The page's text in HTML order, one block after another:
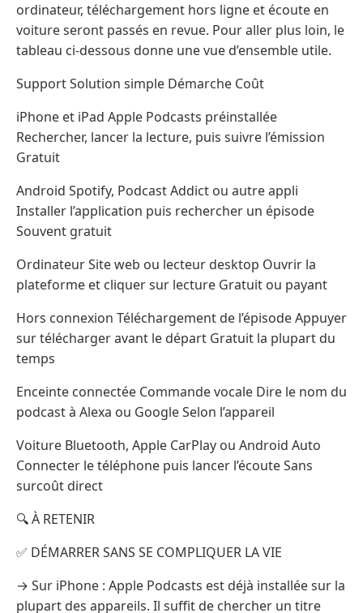
ordinateur, téléchargement hors ligne et écoute en
voiture seront passés en revue. Pour aller plus loin, le
tableau ci-dessous donne une vue d’ensemble utile.
Support Solution simple Démarche Coût
iPhone et iPad Apple Podcasts préinstallée
Rechercher, lancer la lecture, puis suivre l’émission
Gratuit
Android Spotify, Podcast Addict ou autre appli
Installer l’application puis rechercher un épisode
Souvent gratuit
Ordinateur Site web ou lecteur desktop Ouvrir la
plateforme et cliquer sur lecture Gratuit ou payant
Hors connexion Téléchargement de l’épisode Appuyer
sur télécharger avant le départ Gratuit la plupart du
temps
Enceinte connectée Commande vocale Dire le nom du
podcast à Alexa ou Google Selon l’appareil
Voiture Bluetooth, Apple CarPlay ou Android Auto
Connecter le téléphone puis lancer l’écoute Sans
surcoût direct
🔍 À RETENIR
✅ DÉMARRER SANS SE COMPLIQUER LA VIE
→ Sur iPhone : Apple Podcasts est déjà installée sur la
plupart des appareils. Il suffit de chercher un titre